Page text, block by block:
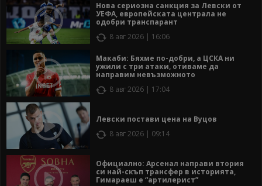
Нова сериозна санкция за Левски от
УЕФА, европейската централа не
одобри транспарант
8 авг 2026 | 16:06
Макаби: Бяхме по-добри, а ЦСКА ни
ужили с три атаки, отиваме да
направим невъзможното
8 авг 2026 | 17:04
Левски постави цена на Вуцов
8 авг 2026 | 09:14
Официално: Арсенал направи втория
си най-скъп трансфер в историята,
Гимараеш е “артилерист”